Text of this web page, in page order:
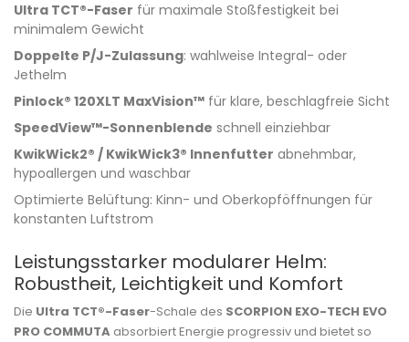
Ultra TCT®-Faser für maximale Stoßfestigkeit bei
minimalem Gewicht
Doppelte P/J-Zulassung: wahlweise Integral- oder
Jethelm
Pinlock® 120XLT MaxVision™ für klare, beschlagfreie Sicht
SpeedView™-Sonnenblende schnell einziehbar
KwikWick2® / KwikWick3® Innenfutter abnehmbar,
hypoallergen und waschbar
Optimierte Belüftung: Kinn- und Oberkopföffnungen für
konstanten Luftstrom
Leistungsstarker modularer Helm:
Robustheit, Leichtigkeit und Komfort
Die Ultra TCT®-Faser-Schale des SCORPION EXO-TECH EVO
PRO COMMUTA absorbiert Energie progressiv und bietet so